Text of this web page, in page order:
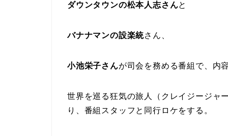
ダウンタウンの松本人志さんと
バナナマンの設楽統さん、
小池栄子さんが司会を務める番組で、内
世界を巡る狂気の旅人（クレイジージャ
り、番組スタッフと同行ロケをする。